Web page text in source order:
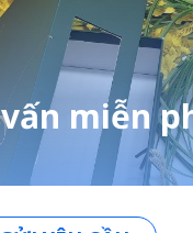
cạnh tranh
Nâng tầm thương hiệu
pháp thương hiệu
tầm thương hiệu
Tháng Tám 2026